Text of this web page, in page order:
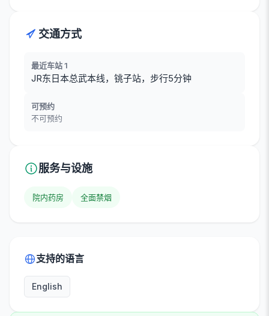
交通方式
最近车站 1
JR东日本总武本线，铫子站，步行5分钟
可预约
不可预约
服务与设施
院内药房 全面禁烟
支持的语言
English